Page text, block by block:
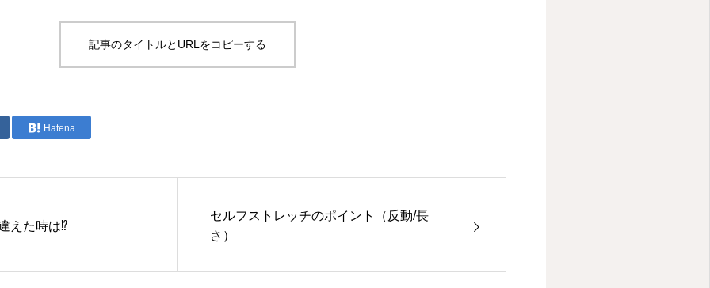
記事のタイトルとURLをコピーする
Hatena
えた時は⁉
セルフストレッチのポイント（反動/長
さ）